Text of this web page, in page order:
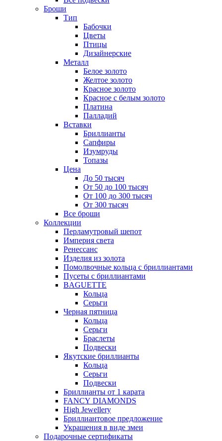
Броши
Тип
Бабочки
Цветы
Птицы
Дизайнерские
Металл
Белое золото
Желтое золото
Красное золото
Красное с белым золото
Платина
Палладий
Вставки
Бриллианты
Сапфиры
Изумруды
Топазы
Цена
До 50 тысяч
От 50 до 100 тысяч
От 100 до 300 тысяч
От 300 тысяч
Все броши
Коллекции
Перламутровый шепот
Империя света
Ренессанс
Изделия из золота
Помолвочные кольца с бриллиантами
Пусеты с бриллиантами
BAGUETTE
Кольца
Серьги
Черная пятница
Кольца
Серьги
Браслеты
Подвески
Якутские бриллианты
Кольца
Серьги
Подвески
Бриллианты от 1 карата
FANCY DIAMONDS
High Jewellery
Бриллиантовое предложение
Украшения в виде змеи
Подарочные сертификаты